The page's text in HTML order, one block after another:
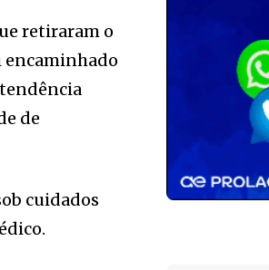
retiraram o
encaminhado
de
cuidados